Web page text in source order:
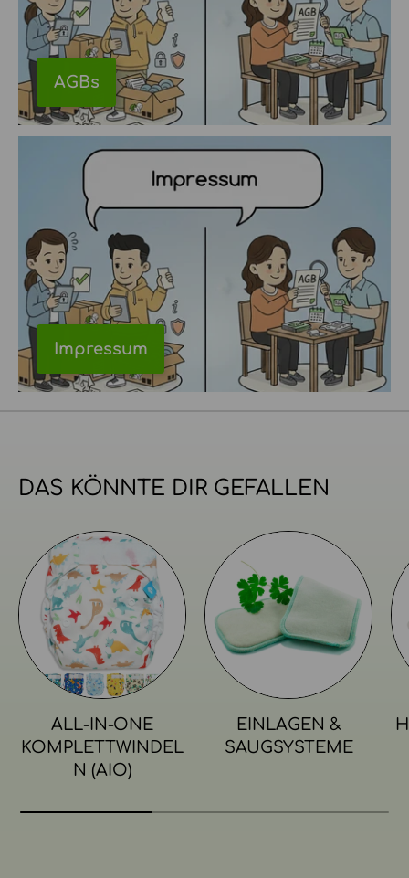
AGBs
Impressum
DAS KÖNNTE DIR GEFALLEN
ALL-IN-ONE
KOMPLETTWINDEL
N (AIO)
EINLAGEN &
SAUGSYSTEME